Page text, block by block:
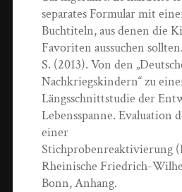
separates Formular mit
Buchtiteln, aus denen die
Favoriten aussuchen
S. (2013). Von den
Nachkriegskindern“ zu
Längsschnittstudie der
Lebensspanne. Evaluation
einer
Stichprobenreaktivierung
Rheinische Friedrich-
Bonn, Anhang.